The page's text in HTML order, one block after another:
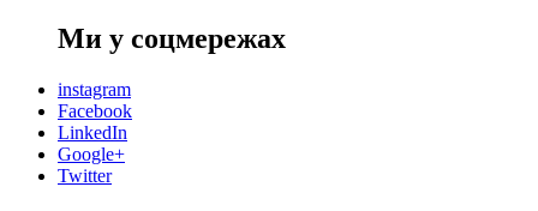
Ми у соцмережах
instagram
Facebook
LinkedIn
Google+
Twitter